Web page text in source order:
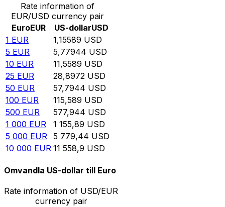
Rate information of
EUR/USD currency pair
EuroEUR US-dollarUSD
1 EUR 1,15589 USD
5 EUR 5,77944 USD
10 EUR 11,5589 USD
25 EUR 28,8972 USD
50 EUR 57,7944 USD
100 EUR 115,589 USD
500 EUR 577,944 USD
1 000 EUR 1 155,89 USD
5 000 EUR 5 779,44 USD
10 000 EUR 11 558,9 USD
Omvandla US-dollar till Euro
Rate information of USD/EUR
currency pair